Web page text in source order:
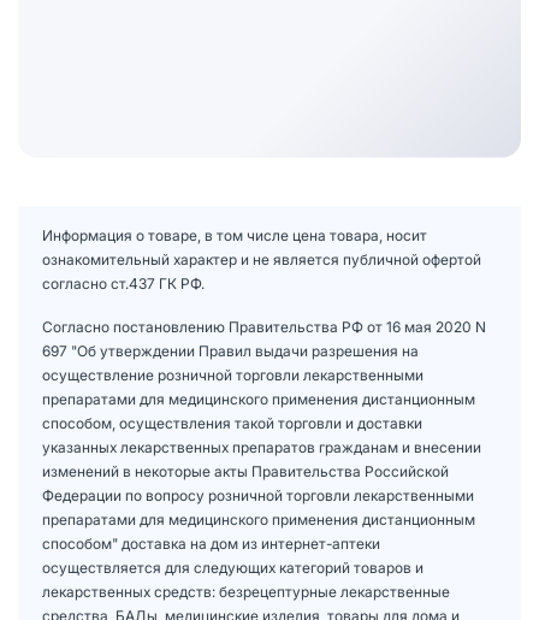
Информация о товаре, в том числе цена товара, носит
ознакомительный характер и не является публичной офертой
согласно ст.437 ГК РФ.
Согласно постановлению Правительства РФ от 16 мая 2020 N
697 "Об утверждении Правил выдачи разрешения на
осуществление розничной торговли лекарственными
препаратами для медицинского применения дистанционным
способом, осуществления такой торговли и доставки
указанных лекарственных препаратов гражданам и внесении
изменений в некоторые акты Правительства Российской
Федерации по вопросу розничной торговли лекарственными
препаратами для медицинского применения дистанционным
способом" доставка на дом из интернет-аптеки
осуществляется для следующих категорий товаров и
лекарственных средств: безрецептурные лекарственные
средства, БАДы, медицинские изделия, товары для дома и